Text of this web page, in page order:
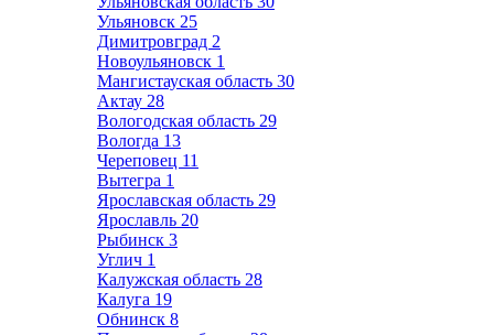
Ульяновск 25
Димитровград 2
Новоульяновск 1
Мангистауская область 30
Актау 28
Вологодская область 29
Вологда 13
Череповец 11
Вытегра 1
Ярославская область 29
Ярославль 20
Рыбинск 3
Углич 1
Калужская область 28
Калуга 19
Обнинск 8